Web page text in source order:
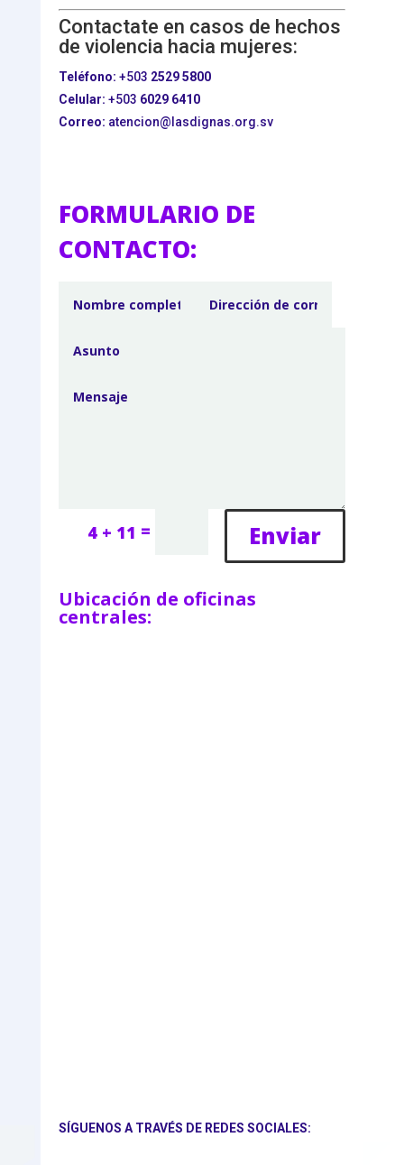
Contactate en casos de hechos
de violencia hacia mujeres:
Teléfono: +503 2529 5800
Celular: +503 6029 6410
Correo: atencion@lasdignas.org.sv
FORMULARIO DE
CONTACTO:
4 + 11 = Enviar
Ubicación de oficinas
centrales:
SÍGUENOS A TRAVÉS DE REDES SOCIALES: